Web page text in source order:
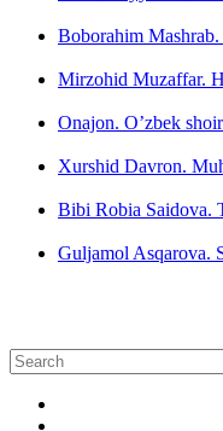
Boborahim
Mirzohid Muzaffar.
Onajon. O’zbek
Xurshid Davron.
Bibi Robia Saidova.
Guljamol Asqarova.